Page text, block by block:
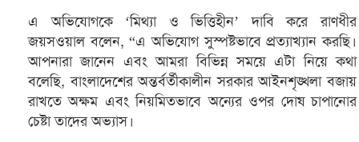
এ অভিযোগকে ‘মিথ্যা ও ভিত্তিহীন’ দাবি করে রাণধীর
জয়সওয়াল বলেন, “এ অভিযোগ সুস্পষ্টভাবে প্রত্যাখ্যান করছি।
আপনারা জানেন এবং আমরা বিভিন্ন সময়ে এটা নিয়ে কথা
বলেছি, বাংলাদেশের অন্তর্বর্তীকালীন সরকার আইনশৃঙ্খলা বজায়
রাখতে অক্ষম এবং নিয়মিতভাবে অন্যের ওপর দোষ চাপানোর
চেষ্টা তাদের অভ্যাস।